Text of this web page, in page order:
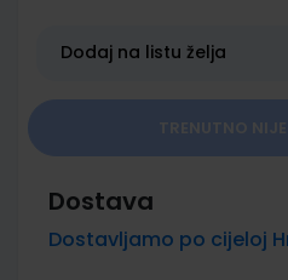
galleryDodaj na listu želja
Dostava
Dostavljamo po cijeloj